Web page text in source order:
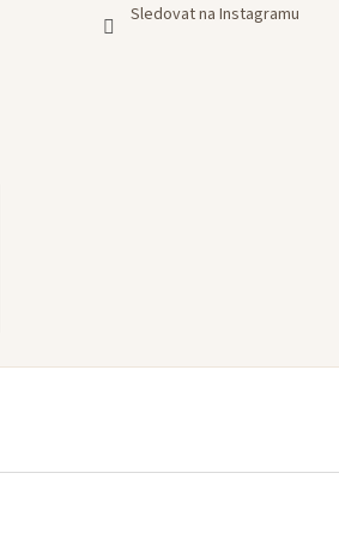
Sledovat na Instagramu